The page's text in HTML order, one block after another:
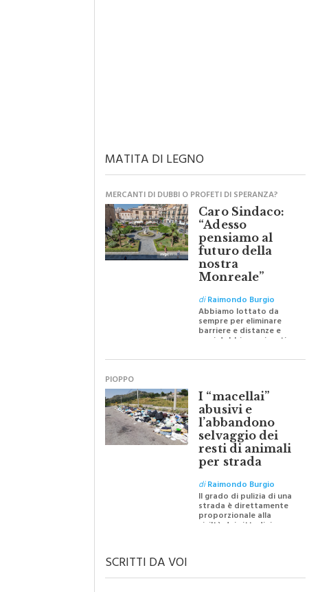
MATITA DI LEGNO
MERCANTI DI DUBBI O PROFETI DI SPERANZA?
Caro Sindaco:
“Adesso
pensiamo al
futuro della
nostra
Monreale”
diRaimondo Burgio
Abbiamo lottato da
sempre per eliminare
barriere e distanze e
per ricostruire certezze
PIOPPO
I “macellai”
abusivi e
l’abbandono
selvaggio dei
resti di animali
per strada
diRaimondo Burgio
Il grado di pulizia di una
strada è direttamente
proporzionale alla
SCRITTI DA VOI